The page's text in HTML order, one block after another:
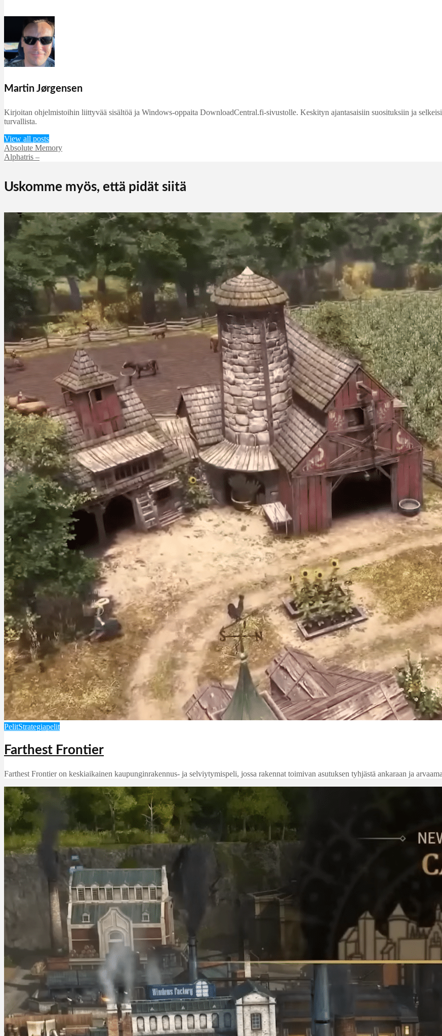
Martin Jørgensen
Kirjoitan ohjelmistoihin liittyvää sisältöä ja Windows-oppaita DownloadCentral.fi-sivustolle. Keskityn ajantasaisiin suosituksiin ja
turvallista.
View all posts
Absolute Memory
Alphatris –
Uskomme myös, että pidät siitä
PelitStrategiapelit
Farthest Frontier
Farthest Frontier on keskiaikainen kaupunginrakennus- ja selviytymispeli, jossa rakennat toimivan asutuksen tyhjästä ankaraan ja